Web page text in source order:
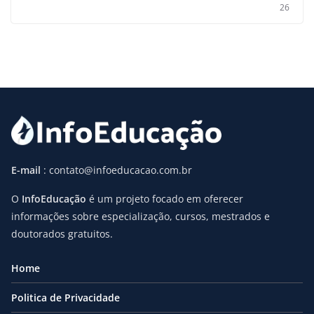
26
E-mail : contato@infoeducacao.com.br
O InfoEducação é um projeto focado em oferecer
informações sobre especialização, cursos, mestrados e
doutorados gratuitos.
Home
Politica de Privacidade